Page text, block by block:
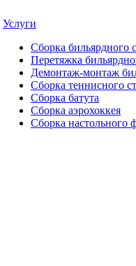
Услуги
Сборка бильярдного
Перетяжка
Демонтаж-монтаж
Сборка теннисного
Сборка батута
Сборка аэрохоккея
Сборка настольного